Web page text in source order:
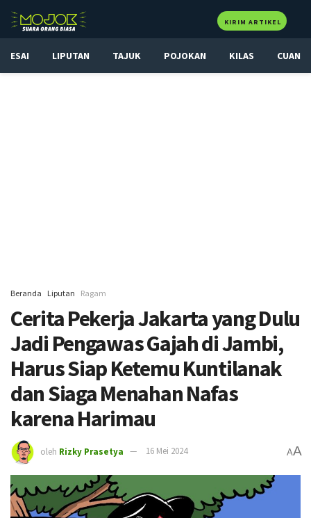
KIRIM ARTIKEL
ESAI LIPUTAN TAJUK POJOKAN KILAS CUAN
Beranda Liputan Ragam
Cerita Pekerja Jakarta yang Dulu
Jadi Pengawas Gajah di Jambi,
Harus Siap Ketemu Kuntilanak
dan Siaga Menahan Nafas
karena Harimau
oleh Rizky Prasetya 16 Mei 2024 AA